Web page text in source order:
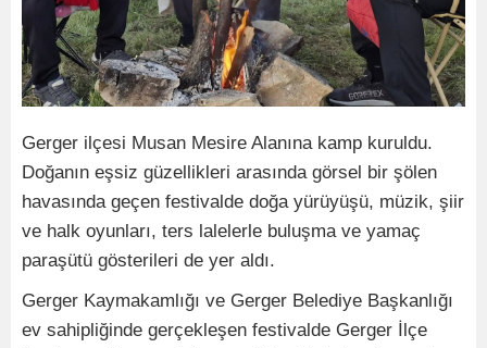
Gerger ilçesi Musan Mesire Alanına kamp kuruldu.
Doğanın eşsiz güzellikleri arasında görsel bir şölen
havasında geçen festivalde doğa yürüyüşü, müzik, şiir
ve halk oyunları, ters lalelerle buluşma ve yamaç
paraşütü gösterileri de yer aldı.
Gerger Kaymakamlığı ve Gerger Belediye Başkanlığı
ev sahipliğinde gerçekleşen festivalde Gerger İlçe